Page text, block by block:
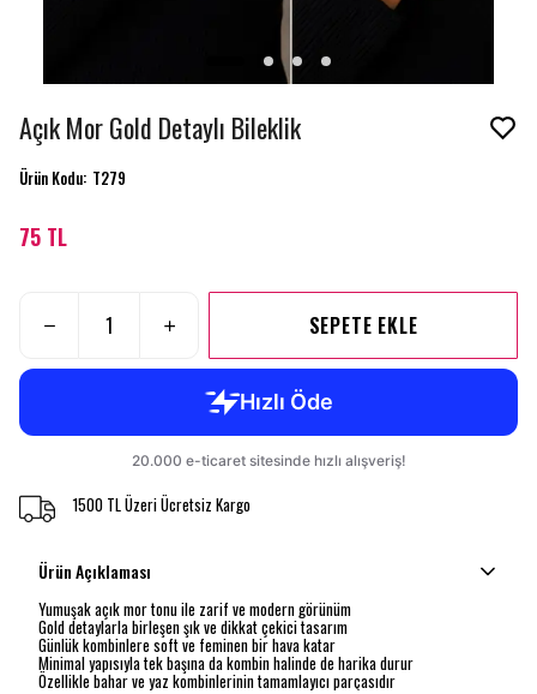
Açık Mor Gold Detaylı Bileklik
Ürün Kodu: T279
75 TL
SEPETE EKLE
1500 TL Üzeri Ücretsiz Kargo
Ürün Açıklaması
Yumuşak açık mor tonu ile zarif ve modern görünüm
Gold detaylarla birleşen şık ve dikkat çekici tasarım
Günlük kombinlere soft ve feminen bir hava katar
Minimal yapısıyla tek başına da kombin halinde de harika durur
Özellikle bahar ve yaz kombinlerinin tamamlayıcı parçasıdır